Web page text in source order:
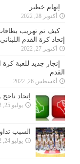
إتهام خطير
أكتوبر 28, 2022
كيف تم تهريب بطاقات
إتحاد كرة القدم اللبناني
أكتوبر 27, 2022
إنجاز جديد للعبة
القدم
أغسطس 26, 2022
إتحاد
يوليو 25, 2022
السبب
يوليو 24, 2022